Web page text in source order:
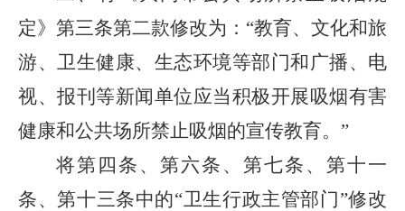
定》第三条第二款修改为：“教育、文化和旅
游、卫生健康、生态环境等部门和广播、电
视、报刊等新闻单位应当积极开展吸烟有害
健康和公共场所禁止吸烟的宣传教育。”
将第四条、第六条、第七条、第十一
条、第十三条中的“卫生行政主管部门”修改